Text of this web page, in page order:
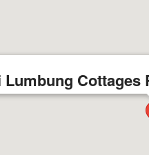
Cottages